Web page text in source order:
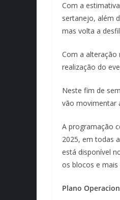
Com a
sertanejo, além
mas volta a
Com a alteração
realização do
Neste fim de
vão movimentar
A programação
2025, em todas
está disponível
os blocos e mais
Plano